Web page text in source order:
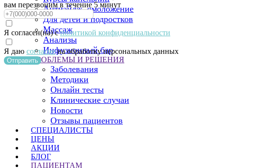
Антиэйдж, омоложение
Для детей и подростков
Массаж
Анализы
Инфузионный бар
ПРОБЛЕМЫ И РЕШЕНИЯ
Заболевания
Методики
Онлайн тесты
Клинические случаи
Новости
Отзывы пациентов
СПЕЦИАЛИСТЫ
ЦЕНЫ
АКЦИИ
БЛОГ
ПАЦИЕНТАМ
вам перезвоним в течение 5 минут
Я согласен(на) сполитикой конфиденциальности
Я даю согласиена обработку персональных данных
Отправить